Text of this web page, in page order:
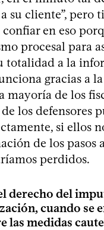
su cliente”, pero
en eso
procesal para
totalidad a la
gracias a
mayoría de los
los defensores
si ellos
de los pasos
perdidos.
derecho del
cuando se
las medidas